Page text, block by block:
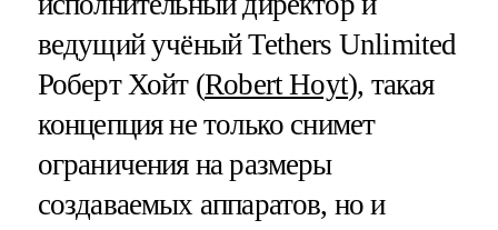
ведущий учёный Tethers Unlimited
Роберт Хойт (Robert Hoyt), такая
концепция не только снимет
ограничения на размеры
создаваемых аппаратов, но и